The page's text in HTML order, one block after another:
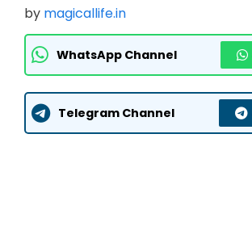
by magicallife.in
WhatsApp Channel
Telegram Channel